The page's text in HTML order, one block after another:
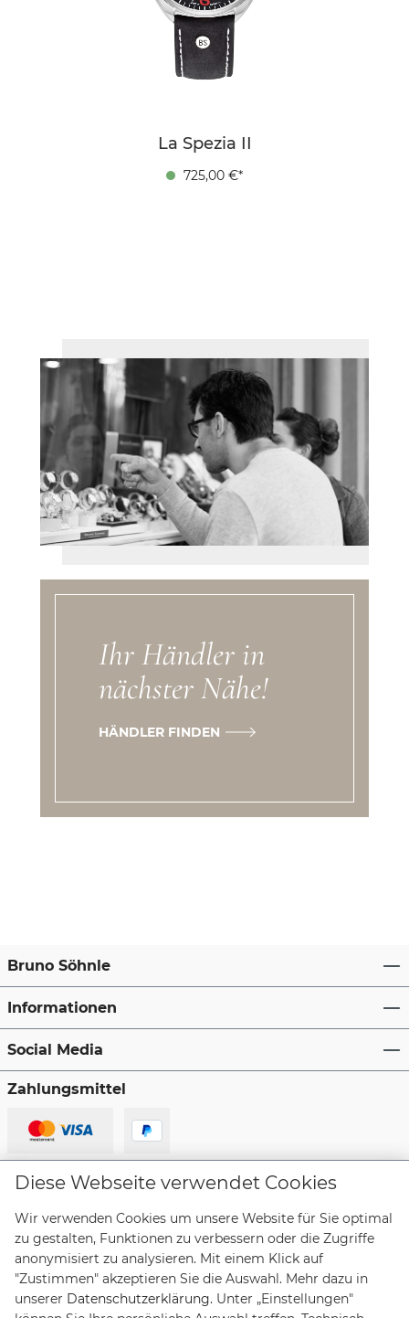
La Spezia II
725,00 €*
Ihr Händler in
nächster Nähe!
HÄNDLER FINDEN
Bruno Söhnle
Informationen
Social Media
Zahlungsmittel
Lieferanten
Vertrag widerrufen
Diese Webseite verwendet Cookies
Wir verwenden Cookies um unsere Website für Sie optimal
zu gestalten, Funktionen zu verbessern oder die Zugriffe
anonymisiert zu analysieren. Mit einem Klick auf
"Zustimmen" akzeptieren Sie die Auswahl. Mehr dazu in
unserer Datenschutzerklärung. Unter „Einstellungen"